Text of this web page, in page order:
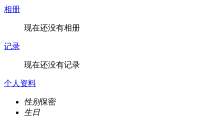
相册
现在还没有相册
记录
现在还没有记录
个人资料
性别保密
生日